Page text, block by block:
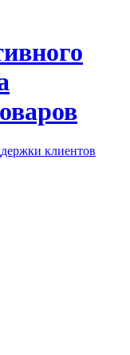
клиентов